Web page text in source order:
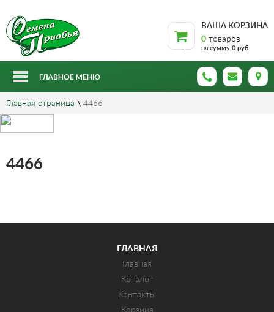
ВАША КОРЗИНА
0 товаров
на сумму 0 руб
Главная страница \ 4466
4466
ГЛАВНАЯ
Главная
Каталог
Контакты
Корзина